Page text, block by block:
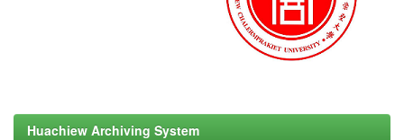
Huachiew Archiving System